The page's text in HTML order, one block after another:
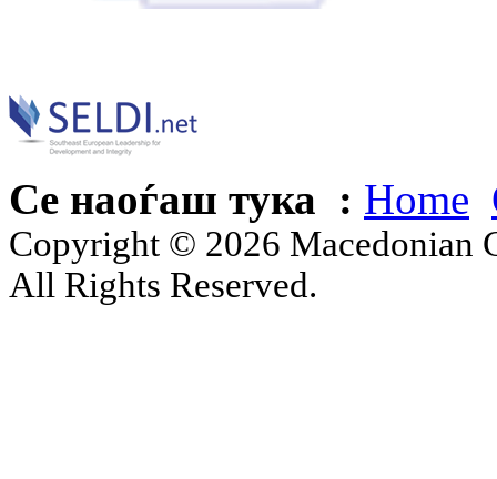
Се наоѓаш тука : Home
Copyright © 2026 Macedonian
All Rights Reserved.